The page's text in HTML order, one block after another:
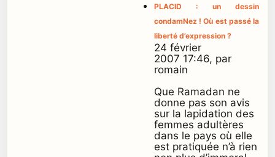
PLACID : un dessin
condamNez ! Où est passé la
liberté d’expression ?
24 février
2007 17:46, par
romain
Que Ramadan ne
donne pas son avis
sur la lapidation des
femmes adultères
dans le pays où elle
est pratiquée n’à rien